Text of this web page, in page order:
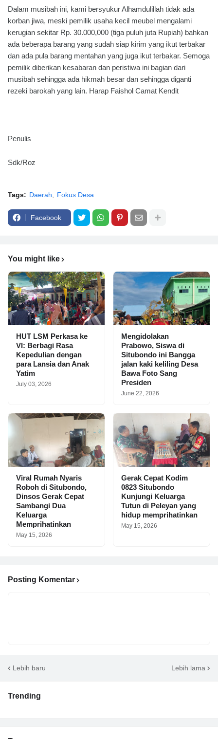
Dalam musibah ini, kami bersyukur Alhamdulillah tidak ada
korban jiwa, meski pemilik usaha kecil meubel mengalami
kerugian sekitar Rp. 30.000,000 (tiga puluh juta Rupiah) bahkan
ada beberapa barang yang sudah siap kirim yang ikut terbakar
dan ada pula barang mentahan yang juga ikut terbakar. Semoga
pemilik diberikan kesabaran dan peristiwa ini bagian dari
musibah sehingga ada hikmah besar dan sehingga diganti
rezeki barokah yang lain. Harap Faishol Camat Kendit
Penulis
Sdk/Roz
Tags: Daerah Fokus Desa
Facebook
You might like
HUT LSM Perkasa ke
VI: Berbagi Rasa
Kepedulian dengan
para Lansia dan Anak
Yatim
July 03, 2026
Mengidolakan
Prabowo, Siswa di
Situbondo ini Bangga
jalan kaki keliling Desa
Bawa Foto Sang
Presiden
June 22, 2026
Viral Rumah Nyaris
Roboh di Situbondo,
Dinsos Gerak Cepat
Sambangi Dua
Keluarga
Memprihatinkan
May 15, 2026
Gerak Cepat Kodim
0823 Situbondo
Kunjungi Keluarga
Tutun di Peleyan yang
hidup memprihatinkan
May 15, 2026
Posting Komentar
Lebih baru Lebih lama
Trending